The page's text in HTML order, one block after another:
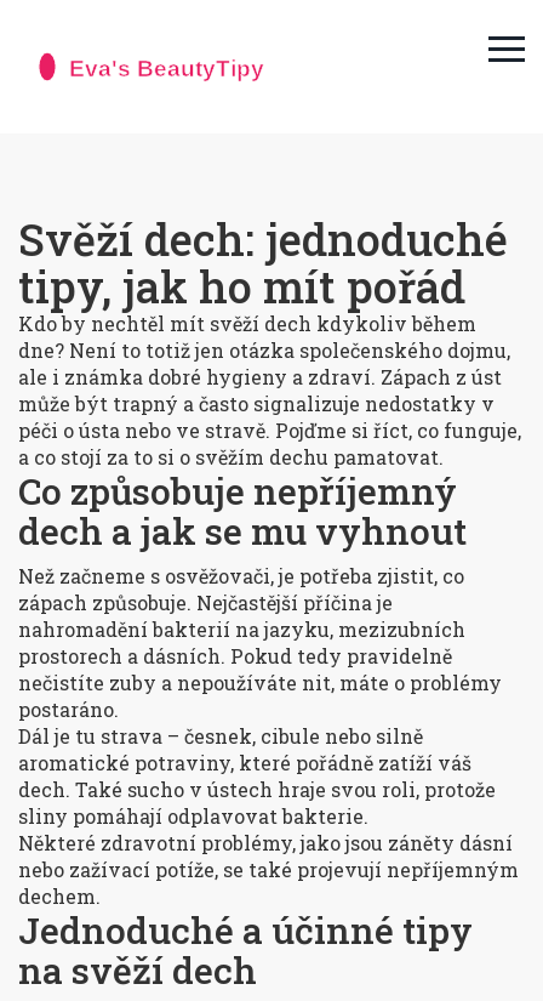
Svěží dech: jednoduché
tipy, jak ho mít pořád
Kdo by nechtěl mít svěží dech kdykoliv během
dne? Není to totiž jen otázka společenského dojmu,
ale i známka dobré hygieny a zdraví. Zápach z úst
může být trapný a často signalizuje nedostatky v
péči o ústa nebo ve stravě. Pojďme si říct, co funguje,
a co stojí za to si o svěžím dechu pamatovat.
Co způsobuje nepříjemný
dech a jak se mu vyhnout
Než začneme s osvěžovači, je potřeba zjistit, co
zápach způsobuje. Nejčastější příčina je
nahromadění bakterií na jazyku, mezizubních
prostorech a dásních. Pokud tedy pravidelně
nečistíte zuby a nepoužíváte nit, máte o problémy
postaráno.
Dál je tu strava – česnek, cibule nebo silně
aromatické potraviny, které pořádně zatíží váš
dech. Také sucho v ústech hraje svou roli, protože
sliny pomáhají odplavovat bakterie.
Některé zdravotní problémy, jako jsou záněty dásní
nebo zažívací potíže, se také projevují nepříjemným
dechem.
Jednoduché a účinné tipy
na svěží dech